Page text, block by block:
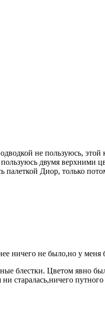
не пользуюсь,
двумя верхними
Диор, только
ничего не было,но у меня
блестки. Цветом явно
старалась,ничего